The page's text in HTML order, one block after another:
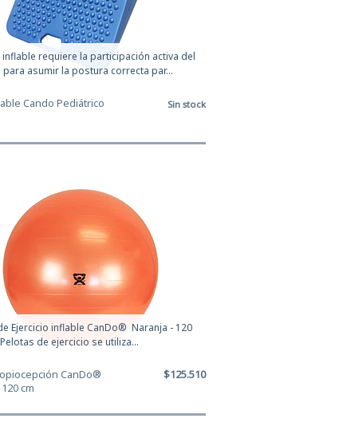
inflable requiere la participación activa del
asumir la postura correcta par...
Cando Pediátrico Sin stock
Ejercicio inflable CanDo® Naranja - 120
de ejercicio se utiliza...
CanDo®
cm
$125.510